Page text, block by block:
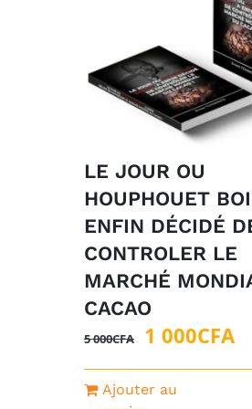
LE JOUR OU
HOUPHOUET
ENFIN DÉCIDÉ
CONTROLER LE
MARCHÉ
CACAO
5 000CFA
Le
prix
initial
1 000CFALe
Ajouter au